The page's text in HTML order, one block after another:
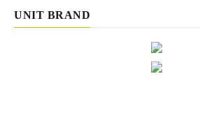
製 品 名：ENERSYS every（エナシスエ
UNIT BRAND